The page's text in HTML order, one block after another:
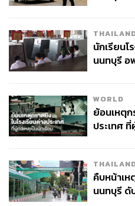
นักเรียนโ
นนทบุรี
WORLD
ย้อนเหตุก
ประเทศ
คืบหน้าเห
นนทบุรี ดั